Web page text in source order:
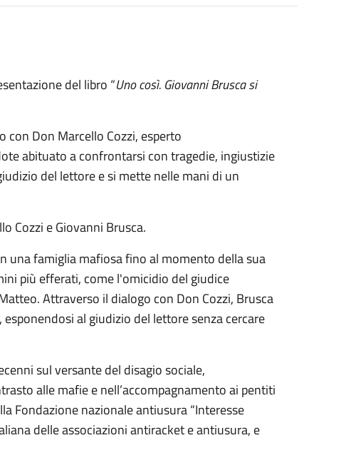
del libro “Uno così. Giovanni Brusca si
con Don Marcello Cozzi, esperto
abituato a confrontarsi con tragedie, ingiustizie
del lettore e si mette nelle mani di un
Cozzi e Giovanni Brusca.
una famiglia mafiosa fino al momento della sua
più efferati, come l'omicidio del giudice
Attraverso il dialogo con Don Cozzi, Brusca
al giudizio del lettore senza cercare
sul versante del disagio sociale,
alle mafie e nell’accompagnamento ai pentiti
Fondazione nazionale antiusura “Interesse
delle associazioni antiracket e antiusura, e